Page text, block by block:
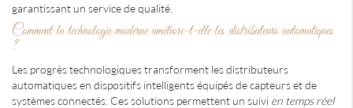
garantissant un service de qualité.
Comment la technologie moderne améliore-t-elle les distributeurs automatiques
?
Les progrès technologiques transforment les distributeurs
automatiques en dispositifs intelligents équipés de capteurs et de
systèmes connectés. Ces solutions permettent un suivi en temps réel